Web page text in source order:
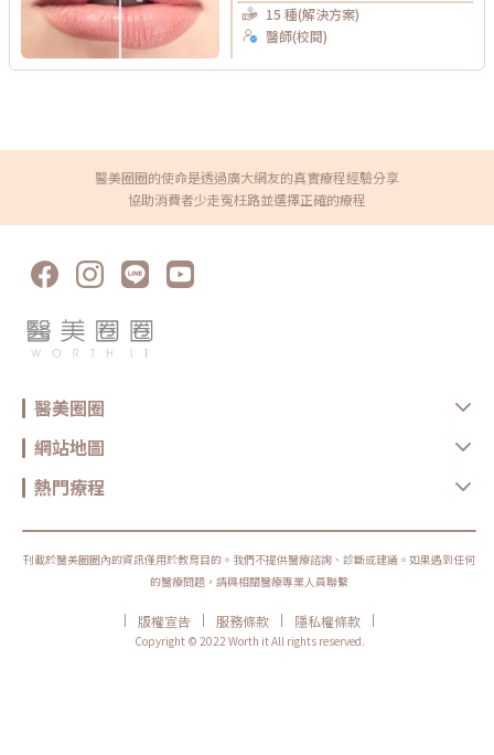
15 種(解決方案)
醫師(校閱)
醫美圈圈的使命是透過廣大網友的真實療程經驗分享
協助消費者少走冤枉路並選擇正確的療程
醫美圈圈
網站地圖
熱門療程
刊載於醫美圈圈內的資訊僅用於教育目的。我們不提供醫療諮詢、診斷或建議。如果遇到任何
的醫療問題，請與相關醫療專業人員聯繫
| 版權宣告 | 服務條款 | 隱私權條款
|
Copyright © 2022 Worth it All rights reserved.